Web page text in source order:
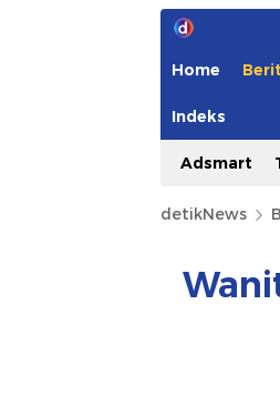
Home
Indeks
Adsmart
detikNews